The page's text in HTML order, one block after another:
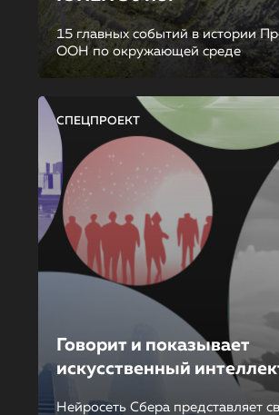
15 главных событий в истории
ООН по окружающей среде
СПЕЦПРОЕКТ
Говорит и показывает
искусственный
Нейросеть Сбера представляет